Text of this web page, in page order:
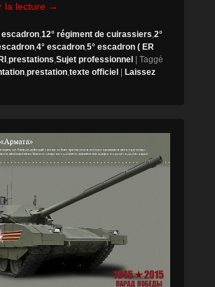
la lecture →
escadron,12° régiment de cuirassiers,2°
,4° escadron,5° escadron ( ER
,prestations,Sujet professionnel
Taggé
,prestation,texte officiel
Laissez